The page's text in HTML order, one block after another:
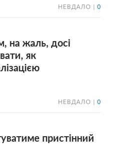
НЕВДАЛО | 0
на жаль, досі
як
НЕВДАЛО | 0
пристінний